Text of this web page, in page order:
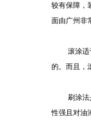
较有保障，
面由广州非
滚涂
的。而且，
刷涂
性强且对油